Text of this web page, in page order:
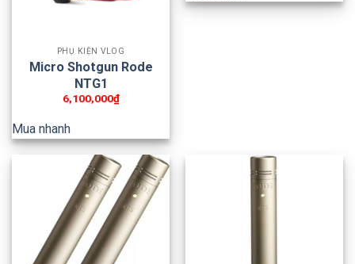
PHỤ KIỆN VLOG
Micro Shotgun Rode
NTG1
6,100,000₫
Mua nhanh